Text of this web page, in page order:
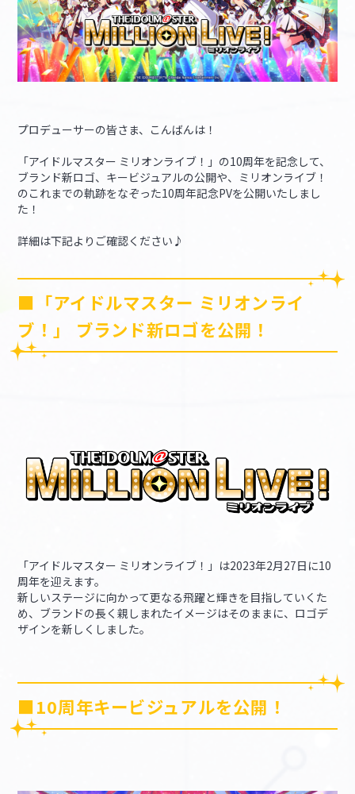
プロデューサーの皆さま、こんばんは！
「アイドルマスター ミリオンライブ！」の10周年を記念して、
ブランド新ロゴ、キービジュアルの公開や、ミリオンライブ！
のこれまでの軌跡をなぞった10周年記念PVを公開いたしまし
た！
詳細は下記よりご確認ください♪
■「アイドルマスター ミリオンライ
ブ！」 ブランド新ロゴを公開！
「アイドルマスター ミリオンライブ！」は2023年2月27日に10
周年を迎えます。
新しいステージに向かって更なる飛躍と輝きを目指していくた
め、ブランドの長く親しまれたイメージはそのままに、ロゴデ
ザインを新しくしました。
■10周年キービジュアルを公開！